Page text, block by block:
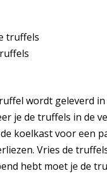
truffels
wordt geleverd in
je de truffels in de
koelkast voor een
Vries de
hebt moet je de